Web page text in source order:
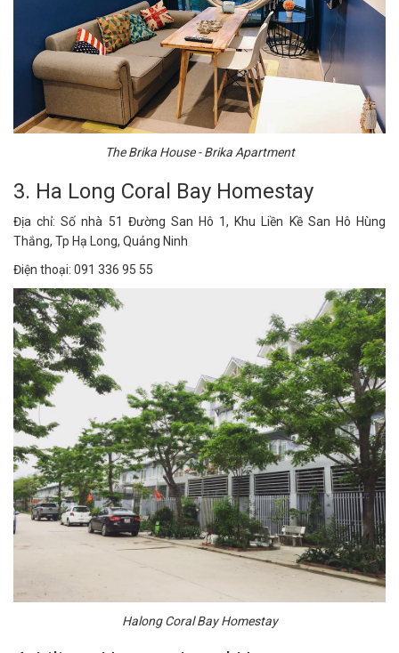
The Brika House - Brika Apartment
3. Ha Long Coral Bay Homestay
Địa chỉ: Số nhà 51 Đường San Hô 1, Khu Liền Kề San Hô Hùng
Thắng, Tp Hạ Long, Quảng Ninh
Điện thoại: 091 336 95 55
Halong Coral Bay Homestay